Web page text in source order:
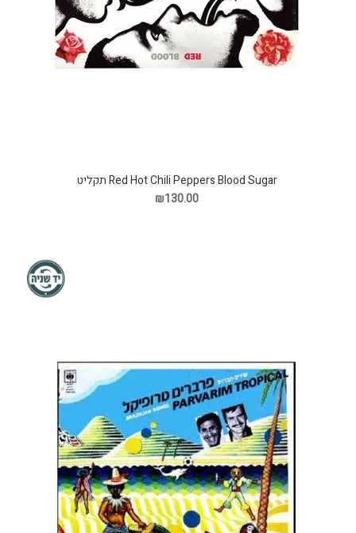
Red Hot Chili Peppers Blood Sugar תקליט
₪130.00